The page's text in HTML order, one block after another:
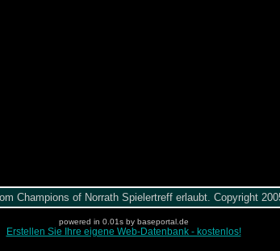
Champions of Norrath Spielertreff erlaubt. Copyright
powered in 0.01s by baseportal.de
Erstellen Sie Ihre eigene Web-Datenbank - kostenlos!